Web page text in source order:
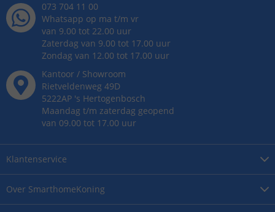
Over SmarthomeKoning
Klantenservice
073 704 11 00
Whatsapp op ma t/m vr
van 9.00 tot 22.00 uur
Zaterdag van 9.00 tot 17.00 uur
Zondag van 12.00 tot 17.00 uur
Kantoor / Showroom
Rietveldenweg 49D
5222AP 's Hertogenbosch
Maandag t/m zaterdag geopend
van 09.00 tot 17.00 uur